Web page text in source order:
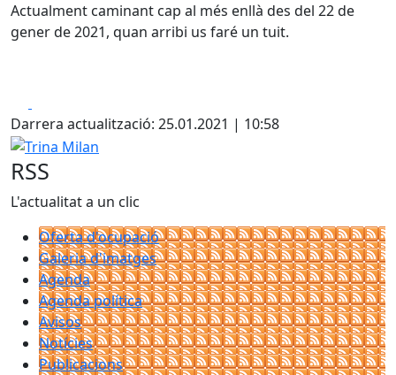
Actualment caminant cap al més enllà des del 22 de
gener de 2021, quan arribi us faré un tuit.
Darrera actualització: 25.01.2021 | 10:58
Trina Milan
RSS
L'actualitat a un clic
Oferta d'ocupació
Galeria d'imatges
Agenda
Agenda política
Avisos
Notícies
Publicacions